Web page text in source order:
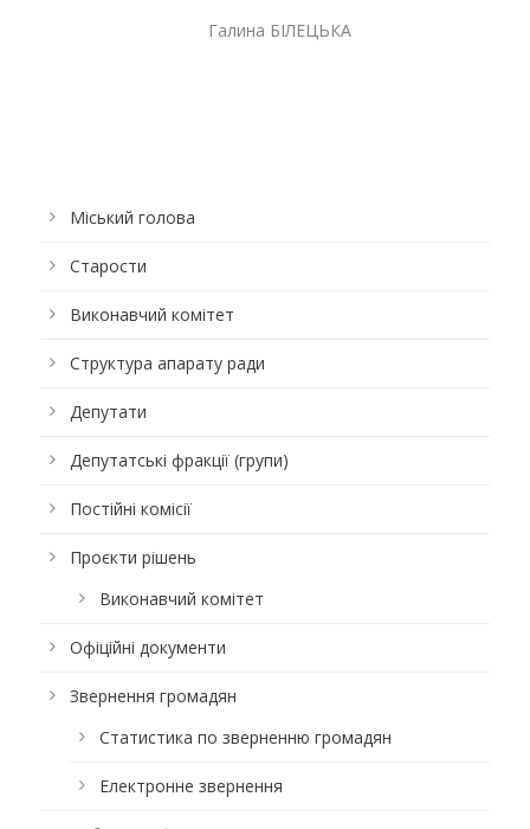
Галина БІЛЕЦЬКА
Міський голова
Старости
Виконавчий комітет
Структура апарату ради
Депутати
Депутатські фракції (групи)
Постійні комісії
Проєкти рішень
Виконавчий комітет
Офіційні документи
Звернення громадян
Статистика по зверненню громадян
Електронне звернення